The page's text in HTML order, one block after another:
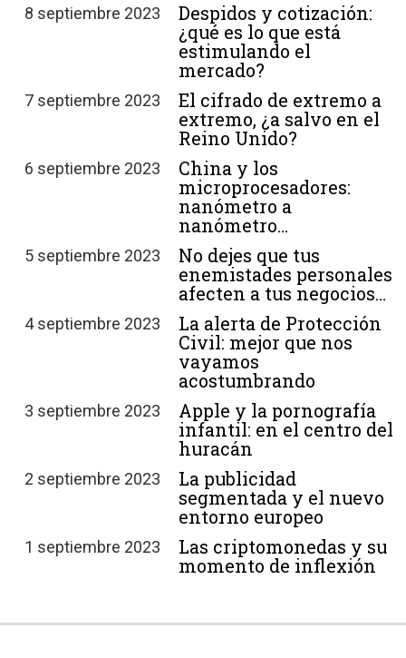
8 septiembre 2023
Despidos y cotización:
¿qué es lo que está
estimulando el
mercado?
7 septiembre 2023
El cifrado de extremo a
extremo, ¿a salvo en el
Reino Unido?
6 septiembre 2023
China y los
microprocesadores:
nanómetro a
nanómetro…
5 septiembre 2023
No dejes que tus
enemistades personales
afecten a tus negocios…
4 septiembre 2023
La alerta de Protección
Civil: mejor que nos
vayamos
acostumbrando
3 septiembre 2023
Apple y la pornografía
infantil: en el centro del
huracán
2 septiembre 2023
La publicidad
segmentada y el nuevo
entorno europeo
1 septiembre 2023
Las criptomonedas y su
momento de inflexión